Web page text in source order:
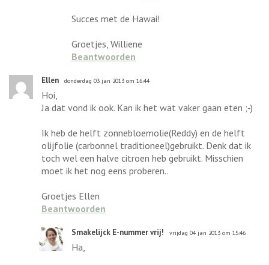
Succes met de Hawai!
Groetjes, Williene
Beantwoorden
Ellen donderdag 03 jan 2013 om 16:44
Hoi,
Ja dat vond ik ook. Kan ik het wat vaker gaan eten ;-)
Ik heb de helft zonnebloemolie(Reddy) en de helft
olijfolie (carbonnel traditioneel)gebruikt. Denk dat ik
toch wel een halve citroen heb gebruikt. Misschien
moet ik het nog eens proberen..
Groetjes Ellen
Beantwoorden
Smakelijck E-nummer vrij! vrijdag 04 jan 2013 om 15:46
Ha,